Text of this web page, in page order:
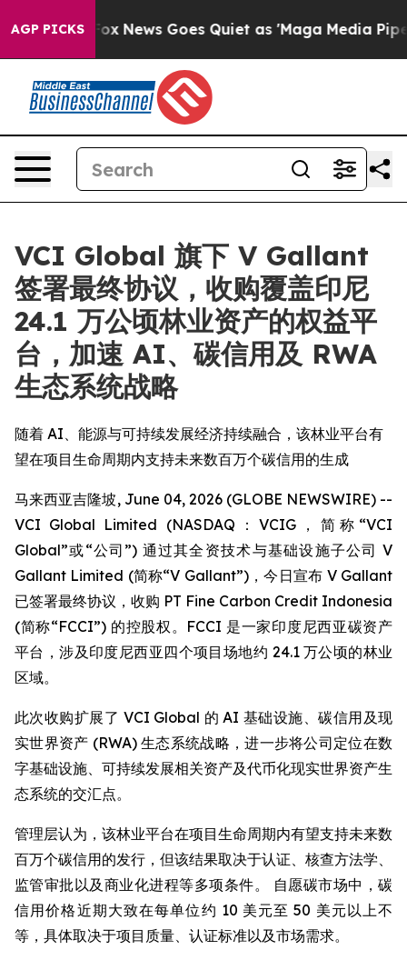
AGP PICKS
Fox News Goes Quiet as 'Maga Media Pipeline'
VCI Global 旗下 V Gallant
签署最终协议，收购覆盖印尼
24.1 万公顷林业资产的权益平
台，加速 AI、碳信用及 RWA
生态系统战略
随着 AI、能源与可持续发展经济持续融合，该林业平台有
望在项目生命周期内支持未来数百万个碳信用的生成
马来西亚吉隆坡, June 04, 2026 (GLOBE NEWSWIRE) --
VCI Global Limited (NASDAQ：VCIG，简称“VCI
Global”或“公司”) 通过其全资技术与基础设施子公司 V
Gallant Limited (简称“V Gallant”)，今日宣布 V Gallant
已签署最终协议，收购 PT Fine Carbon Credit Indonesia
(简称“FCCI”) 的控股权。FCCI 是一家印度尼西亚碳资产
平台，涉及印度尼西亚四个项目场地约 24.1 万公顷的林业
区域。
此次收购扩展了 VCI Global 的 AI 基础设施、碳信用及现
实世界资产 (RWA) 生态系统战略，进一步将公司定位在数
字基础设施、可持续发展相关资产及代币化现实世界资产生
态系统的交汇点。
管理层认为，该林业平台在项目生命周期内有望支持未来数
百万个碳信用的发行，但该结果取决于认证、核查方法学、
监管审批以及商业化进程等多项条件。 自愿碳市场中，碳
信用价格近期大致在每单位约 10 美元至 50 美元以上不
等，具体取决于项目质量、认证标准以及市场需求。